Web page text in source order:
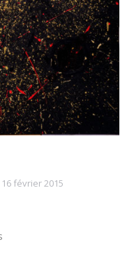
16 février 2015